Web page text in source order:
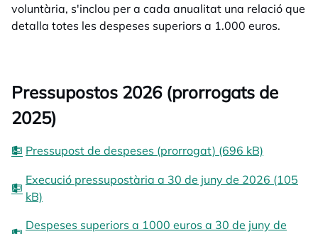
voluntària, s'inclou per a cada anualitat una relació que
detalla totes les despeses superiors a 1.000 euros.
Pressupostos 2026 (prorrogats de
2025)
Pressupost de despeses (prorrogat) (696 kB)
Execució pressupostària a 30 de juny de 2026 (105
kB)
Despeses superiors a 1000 euros a 30 de juny de